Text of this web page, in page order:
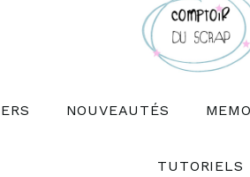
NOUVEAUTÉS
TUTORIELS